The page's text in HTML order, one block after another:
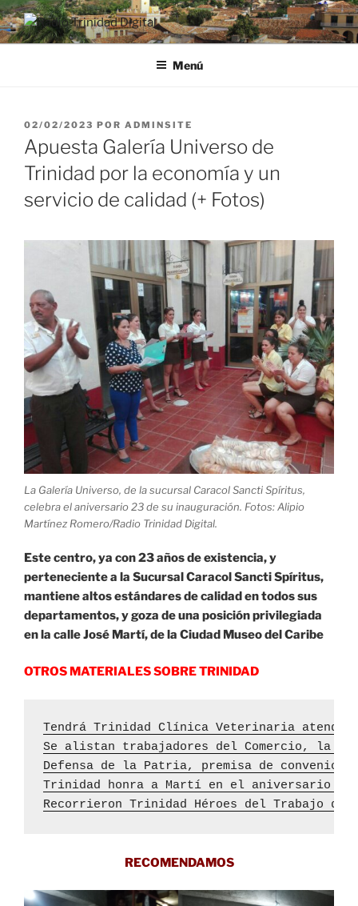
Saltar
al
contenido
RADIO TRINIDAD DIGITAL
Desde la Ciudad Museo del Caribe
Menú
PUBLICADO
EL
02/02/2023 POR ADMINSITE
Apuesta Galería Universo de
Trinidad por la economía y un
servicio de calidad (+ Fotos)
La Galería Universo, de la sucursal Caracol Sancti Spíritus,
celebra el aniversario 23 de su inauguración. Fotos: Alipio
Martínez Romero/Radio Trinidad Digital.
Este centro, ya con 23 años de existencia, y
perteneciente a la Sucursal Caracol Sancti Spíritus,
mantiene altos estándares de calidad en todos sus
departamentos, y goza de una posición privilegiada
en la calle José Martí, de la Ciudad Museo del Caribe
OTROS MATERIALES SOBRE TRINIDAD
Tendrá Trinidad Clínica Veterinaria
Se alistan trabajadores del Comercio, la
Defensa de la Patria, premisa de convenios
Trinidad honra a Martí en el aniversario
Recorrieron Trinidad Héroes del Trabajo de
RECOMENDAMOS